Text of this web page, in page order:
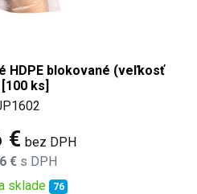
HDPE blokované (veľkosť
ks]
€ bez DPH
€ s DPH
sklade
76